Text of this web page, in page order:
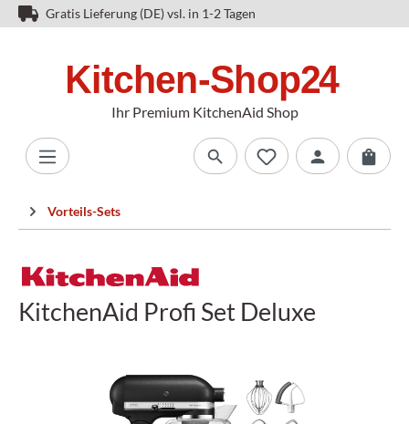
Gratis Lieferung (DE) vsl. in 1-2 Tagen
Ihr Premium KitchenAid Shop
Vorteils-Sets
KitchenAid Profi Set Deluxe